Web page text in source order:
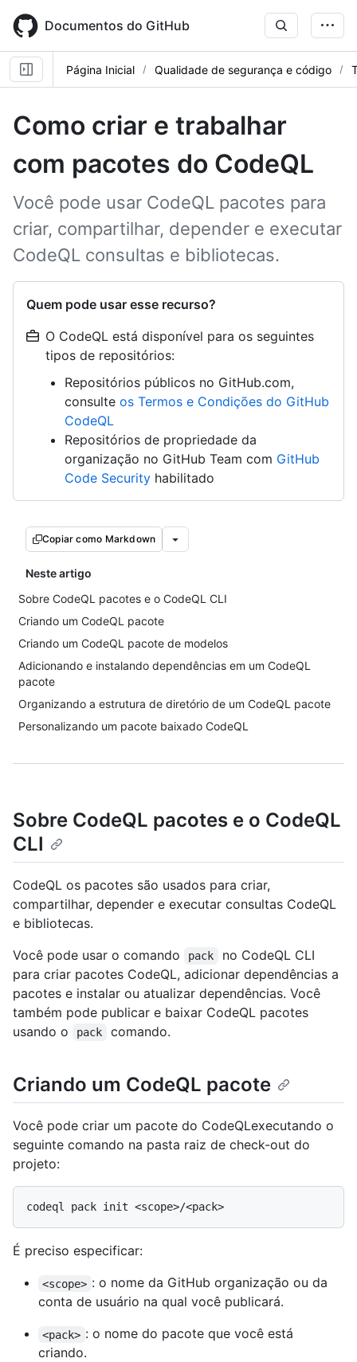
main
content
Documentos do GitHub
Página Inicial Qualidade de segurança e código
Como criar e trabalhar
com pacotes do CodeQL
Você pode usar CodeQL pacotes para
criar, compartilhar, depender e executar
CodeQL consultas e bibliotecas.
Quem pode usar esse recurso?
O CodeQL está disponível para os seguintes
tipos de repositórios:
Repositórios públicos no GitHub.com,
consulte os Termos e Condições do GitHub
CodeQL
Repositórios de propriedade da
organização no GitHub Team com GitHub
Code Security habilitado
Copiar como Markdown
Neste artigo
Sobre CodeQL pacotes e o CodeQL CLI
Criando um CodeQL pacote
Criando um CodeQL pacote de modelos
Adicionando e instalando dependências em um CodeQL
pacote
Organizando a estrutura de diretório de um CodeQL pacote
Personalizando um pacote baixado CodeQL
Sobre CodeQL pacotes e o CodeQL
CLI
CodeQL os pacotes são usados para criar,
compartilhar, depender e executar consultas CodeQL
e bibliotecas.
Você pode usar o comando
pack
no CodeQL CLI
para criar pacotes CodeQL, adicionar dependências a
pacotes e instalar ou atualizar dependências. Você
também pode publicar e baixar CodeQL pacotes
usando o
pack comando.
Criando um CodeQL pacote
Você pode criar um pacote do CodeQLexecutando o
seguinte comando na pasta raiz de check-out do
projeto:
É preciso especificar:
<scope> : o nome da GitHub organização ou da
conta de usuário na qual você publicará.
<pack> : o nome do pacote que você está
criando.